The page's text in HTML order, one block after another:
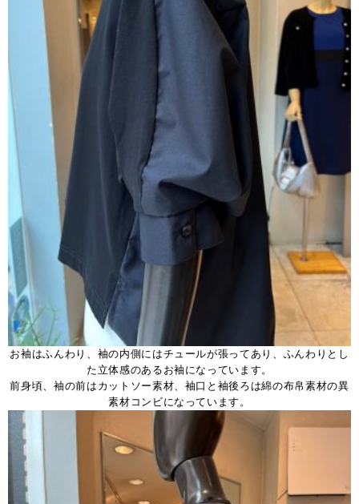
お袖はふんわり、袖の内側にはチュールが張ってあり、ふんわりとし
た立体感のあるお袖になっています。
前身頃、袖の前はカットソー素材、袖口と袖後ろは綿の布帛素材の異
素材コンビになっています。